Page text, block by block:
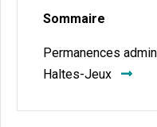
Sommaire
Permanences
Haltes-Jeux